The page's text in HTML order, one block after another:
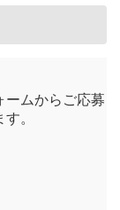
ームからご応募
。